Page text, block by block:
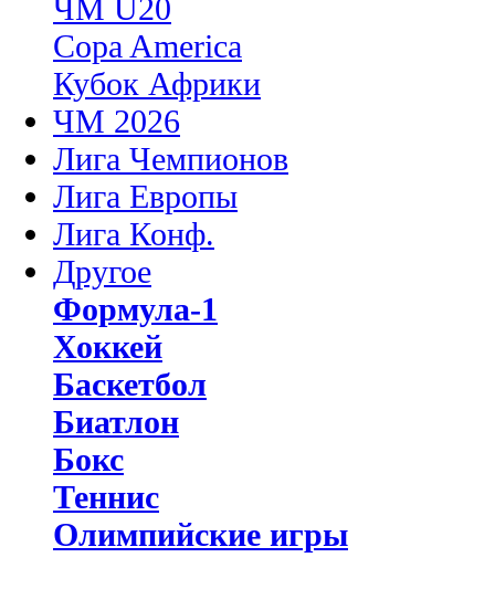
ЧМ U20
Copa America
Кубок Африки
ЧМ 2026
Лига Чемпионов
Лига Европы
Лига Конф.
Другое
Формула-1
Хоккей
Баскетбол
Биатлон
Бокс
Теннис
Олимпийские игры